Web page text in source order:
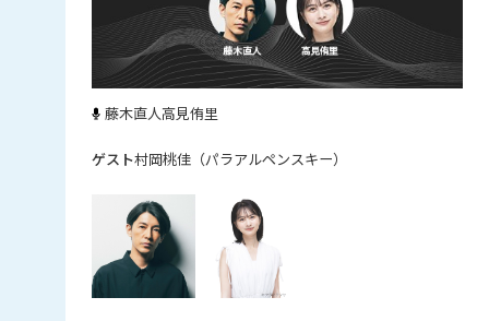
藤木直人高見侑里
村岡桃佳（パラアルペンスキー）